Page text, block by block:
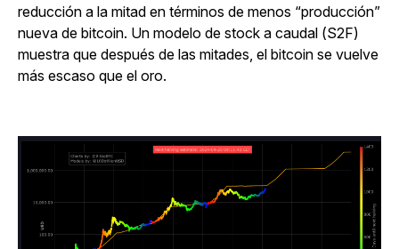
reducción a la mitad en términos de menos “producción”
nueva de bitcoin. Un modelo de stock a caudal (S2F)
muestra que después de las mitades, el bitcoin se vuelve
más escaso que el oro.